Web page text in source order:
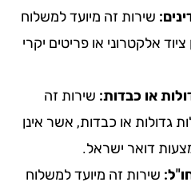
שירות זה מיועד למשלוח
אלקטרוני או פריטים יקרי
או כבדות:שירות זה
או כבדות, אשר אינן
דואר ישראל.
שירות זה מיועד למשלוח